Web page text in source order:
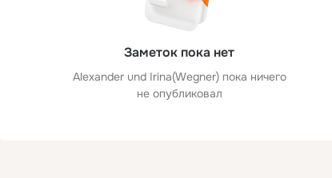
Заметок пока нет
Alexander und Irina(Wegner) пока ничего
не опубликовал